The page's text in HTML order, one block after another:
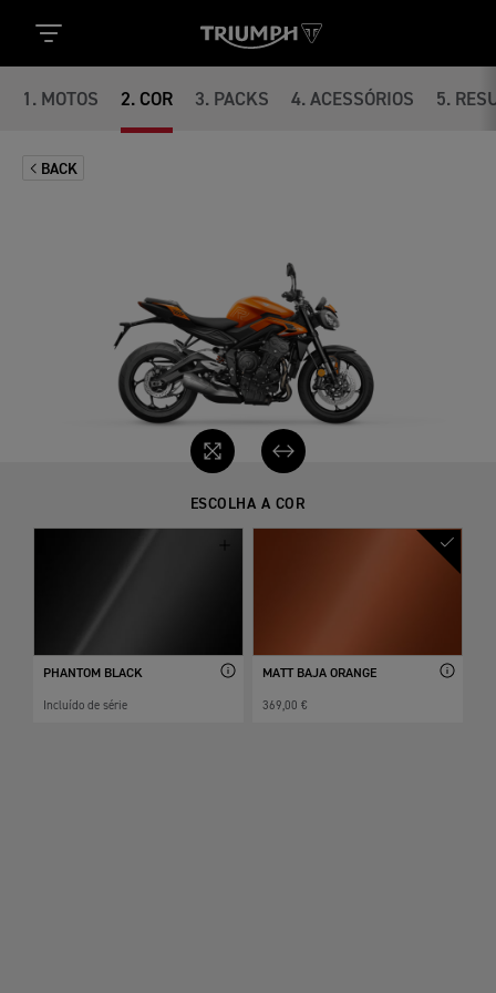
1 . MOTOS 2. COR 3. PACKS 4. ACESSÓRIOS 5.
BACK
ESCOLHA A COR
PHANTOM BLACK
Incluído de série
MATT BAJA ORANGE
369,00 €